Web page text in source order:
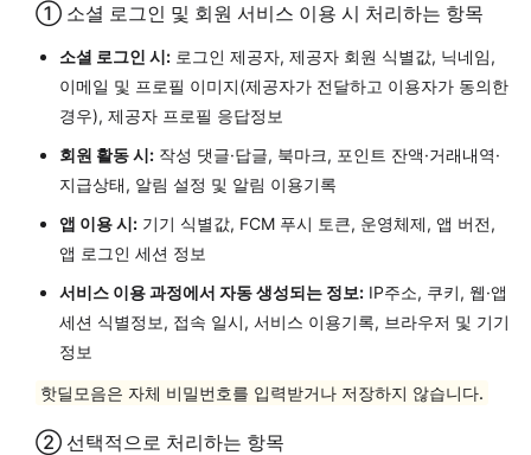
① 소셜 로그인 및 회원 서비스 이용 시 처리하는 항목
소셜 로그인 시: 로그인 제공자, 제공자 회원 식별값, 닉네임,
이메일 및 프로필 이미지(제공자가 전달하고 이용자가 동의한
경우), 제공자 프로필 응답정보
회원 활동 시: 작성 댓글·답글, 북마크, 포인트 잔액·거래내역·
지급상태, 알림 설정 및 알림 이용기록
앱 이용 시: 기기 식별값, FCM 푸시 토큰, 운영체제, 앱 버전,
앱 로그인 세션 정보
서비스 이용 과정에서 자동 생성되는 정보: IP주소, 쿠키, 웹·앱
세션 식별정보, 접속 일시, 서비스 이용기록, 브라우저 및 기기
정보
핫딜모음은 자체 비밀번호를 입력받거나 저장하지 않습니다.
② 선택적으로 처리하는 항목